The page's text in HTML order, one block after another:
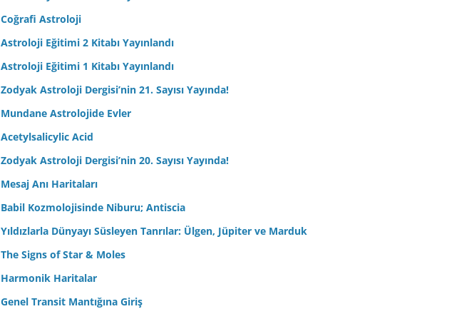
Coğrafi Astroloji
Astroloji Eğitimi 2 Kitabı Yayınlandı
Astroloji Eğitimi 1 Kitabı Yayınlandı
Zodyak Astroloji Dergisi’nin 21. Sayısı Yayında!
Mundane Astrolojide Evler
Acetylsalicylic Acid
Zodyak Astroloji Dergisi’nin 20. Sayısı Yayında!
Mesaj Anı Haritaları
Babil Kozmolojisinde Niburu; Antiscia
Yıldızlarla Dünyayı Süsleyen Tanrılar: Ülgen, Jüpiter ve Marduk
The Signs of Star & Moles
Harmonik Haritalar
Genel Transit Mantığına Giriş